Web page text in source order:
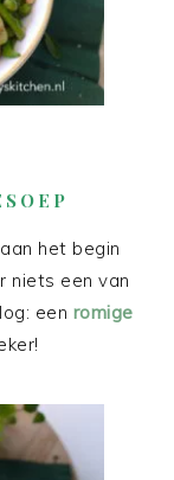
het begin
niets een van
een romige